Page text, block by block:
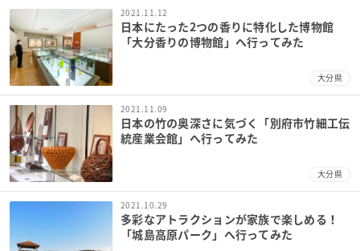
2021.11.12
日本にたった2つの香りに特化した博物館
「大分香りの博物館」へ行ってみた
大分県
2021.11.09
日本の竹の奥深さに気づく「別府市竹細工伝
統産業会館」へ行ってみた
大分県
2021.10.29
多彩なアトラクションが家族で楽しめる！
「城島高原パーク」へ行ってみた